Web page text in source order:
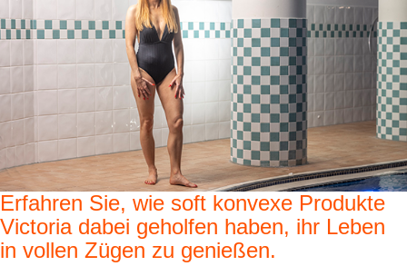
Erfahren Sie, wie soft konvexe Produkte
Victoria dabei geholfen haben, ihr Leben
in vollen Zügen zu genießen.